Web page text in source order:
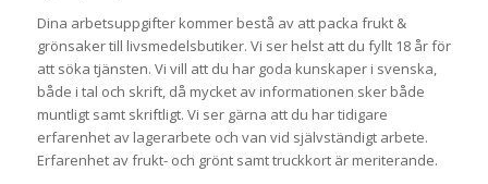
Dina arbetsuppgifter kommer bestå av att packa frukt &
grönsaker till livsmedelsbutiker. Vi ser helst att du fyllt 18 år för
att söka tjänsten. Vi vill att du har goda kunskaper i svenska,
både i tal och skrift, då mycket av informationen sker både
muntligt samt skriftligt. Vi ser gärna att du har tidigare
erfarenhet av lagerarbete och van vid självständigt arbete.
Erfarenhet av frukt- och grönt samt truckkort är meriterande.